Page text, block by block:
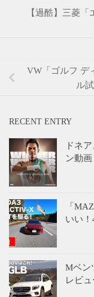
【過酷】三菱
VW「ゴルフ デ
ル
RECENT ENTRY
ドネ
ン動画
「
いい！
Mベン
レビ